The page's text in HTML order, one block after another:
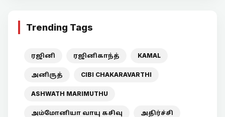
Trending Tags
ரஜினி ரஜினிகாந்த் KAMAL
அனிருத் CIBI CHAKARAVARTHI
ASHWATH MARIMUTHU
அம்மோனியா வாயு கசிவு அதிர்ச்சி